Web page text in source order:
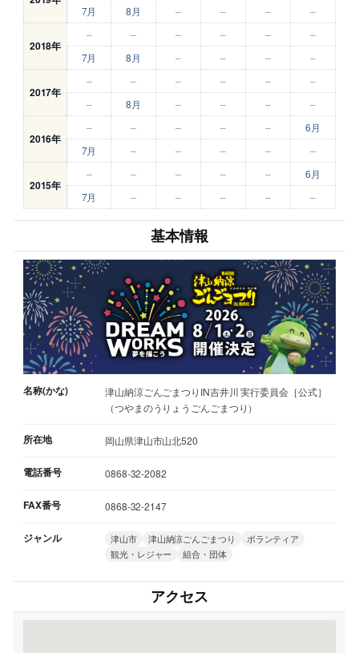
7月
8月 – – – –
2018年
– – – – –
–
7月
8月 – – – –
2017年
– – – – –
–
–
8月 – – – –
2016年
– – – – –
6月
7月
– – – – –
2015年
– – – – –
6月
7月
– – – – –
基本情報
名称(かな)
津山納涼ごんごまつりIN吉井川 実行委員会［公式］
（つやまのうりょうごんごまつり）
所在地 岡山県津山市山北520
電話番号 0868-32-2082
FAX番号 0868-32-2147
ジャンル 津山市 津山納涼ごんごまつり
ボランティア
観光・レジャー
組合・団体
アクセス